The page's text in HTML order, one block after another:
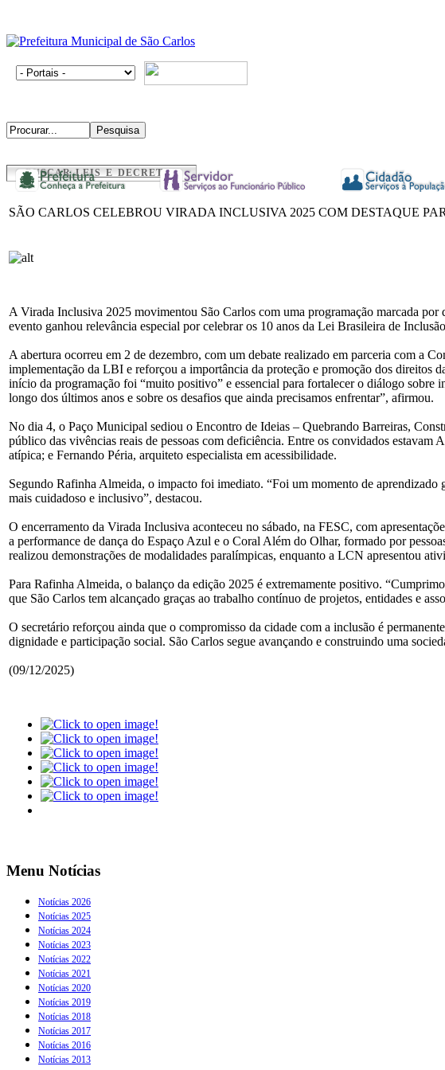
BUSCAR LEIS E DECRETOS
SÃO CARLOS CELEBROU VIRADA INCLUSIVA 2025 COM DESTAQUE
A Virada Inclusiva 2025 movimentou São Carlos com uma programação marcada
evento ganhou relevância especial por celebrar os 10 anos da Lei Brasileira de
A abertura ocorreu em 2 de dezembro, com um debate realizado em parceria com a
implementação da LBI e reforçou a importância da proteção e promoção dos direitos
início da programação foi “muito positivo” e essencial para fortalecer o diálogo
longo dos últimos anos e sobre os desafios que ainda precisamos enfrentar”, afirmou.
No dia 4, o Paço Municipal sediou o Encontro de Ideias – Quebrando Barreiras,
público das vivências reais de pessoas com deficiência. Entre os convidados
atípica; e Fernando Péria, arquiteto especialista em acessibilidade.
Segundo Rafinha Almeida, o impacto foi imediato. “Foi um momento de
mais cuidadoso e inclusivo”, destacou.
O encerramento da Virada Inclusiva aconteceu no sábado, na FESC, com
a performance de dança do Espaço Azul e o Coral Além do Olhar, formado por
realizou demonstrações de modalidades paralímpicas, enquanto a LCN apresentou
Para Rafinha Almeida, o balanço da edição 2025 é extremamente positivo.
que São Carlos tem alcançado graças ao trabalho contínuo de projetos, entidades e
O secretário reforçou ainda que o compromisso da cidade com a inclusão é
dignidade e participação social. São Carlos segue avançando e construindo uma
(09/12/2025)
Menu Notícias
Notícias 2026
Notícias 2025
Notícias 2024
Notícias 2023
Notícias 2022
Notícias 2021
Notícias 2020
Notícias 2019
Notícias 2018
Notícias 2017
Notícias 2016
Notícias 2013